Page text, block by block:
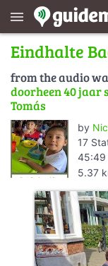
menu
Eindhalte
from the audio
doorheen 40 jaar
Tomás
by
17
45:49
5.37